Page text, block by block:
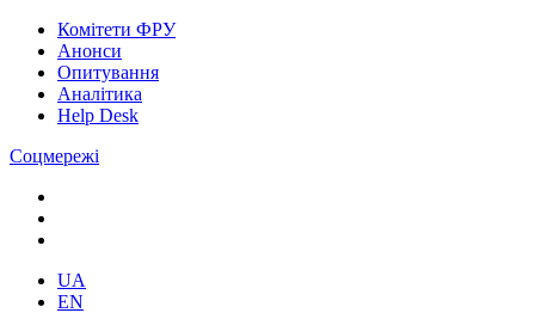
Комітети ФРУ
Анонси
Опитування
Аналітика
Help Desk
Соцмережі
UA
EN